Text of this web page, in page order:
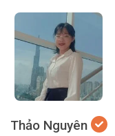
Thảo Nguyên